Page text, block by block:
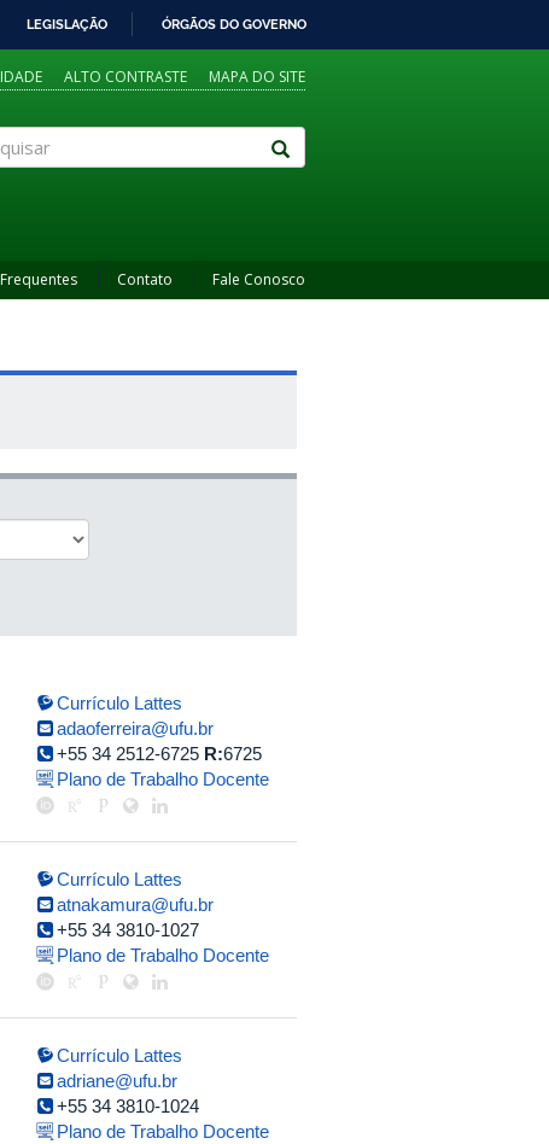
LEGISLAÇÃO ÓRGÃOS DO GOVERNO
ALTO CONTRASTE MAPA DO SITE
Contato Fale Conosco
Currículo Lattes
adaoferreira@ufu.br
+55 34 2512-6725 R:6725
Plano de Trabalho Docente
Currículo Lattes
atnakamura@ufu.br
+55 34 3810-1027
Plano de Trabalho Docente
Currículo Lattes
adriane@ufu.br
+55 34 3810-1024
Plano de Trabalho Docente